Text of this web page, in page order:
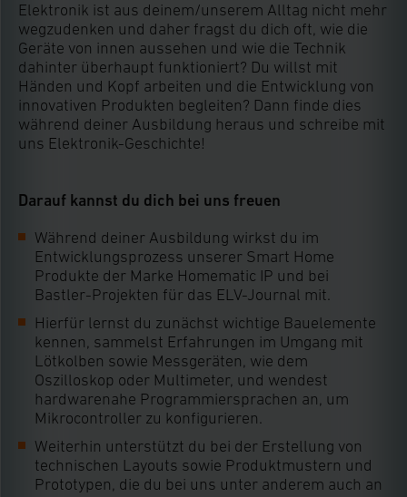
Elektronik ist aus deinem/unserem Alltag nicht mehr
wegzudenken und daher fragst du dich oft, wie die
Geräte von innen aussehen und wie die Technik
dahinter überhaupt funktioniert? Du willst mit
Händen und Kopf arbeiten und die Entwicklung von
innovativen Produkten begleiten? Dann finde dies
während deiner Ausbildung heraus und schreibe mit
uns Elektronik-Geschichte!
Darauf kannst du dich bei uns freuen
Während deiner Ausbildung wirkst du im
Entwicklungsprozess unserer Smart Home
Produkte der Marke Homematic IP und bei
Bastler-Projekten für das ELV-Journal mit.
Hierfür lernst du zunächst wichtige Bauelemente
kennen, sammelst Erfahrungen im Umgang mit
Lötkolben sowie Messgeräten, wie dem
Oszilloskop oder Multimeter, und wendest
hardwarenahe Programmiersprachen an, um
Mikrocontroller zu konfigurieren.
Weiterhin unterstützt du bei der Erstellung von
technischen Layouts sowie Produktmustern und
Prototypen, die du bei uns unter anderem auch an